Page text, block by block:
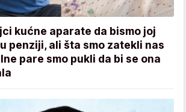
kućne aparate da bismo joj
penziji, ali šta smo zatekli nas
pare smo pukli da bi se ona